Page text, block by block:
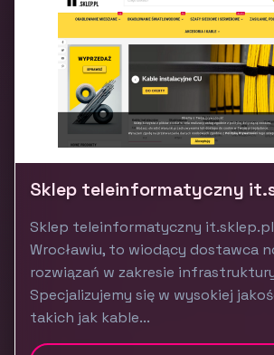
Sklep teleinformatyczny
Sklep teleinformatyczny
Wrocławiu, to wiodący dostawca
rozwiązań w zakresie
Specjalizujemy się w wysokiej
takich jak kable...